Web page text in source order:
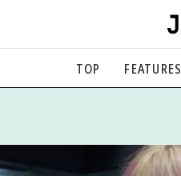
TOP FEATURES